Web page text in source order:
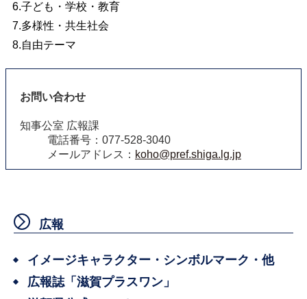
6.子ども・学校・教育
7.多様性・共生社会
8.自由テーマ
お問い合わせ
知事公室 広報課
電話番号：077-528-3040
メールアドレス： koho@pref.shiga.lg.jp
広報
イメージキャラクター・シンボルマーク・他
広報誌「滋賀プラスワン」